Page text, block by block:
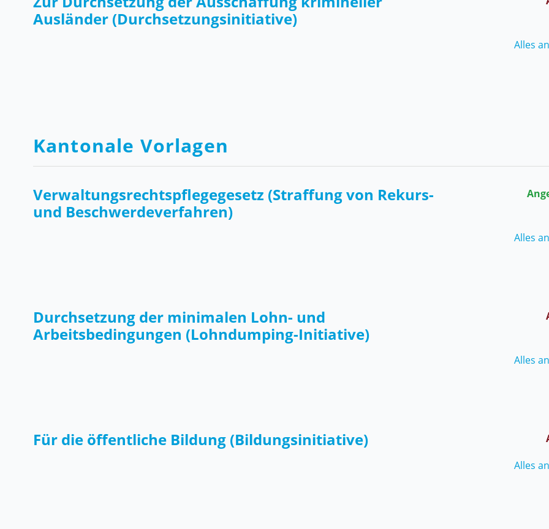
Ausländer (Durchsetzungsinitiative)
Alles
Kantonale Vorlagen
Verwaltungsrechtspflegegesetz (Straffung von Rekurs-
und Beschwerdeverfahren)
Alles
Durchsetzung der minimalen Lohn- und
Arbeitsbedingungen (Lohndumping-Initiative)
Alles
Für die öffentliche Bildung (Bildungsinitiative)
Alles